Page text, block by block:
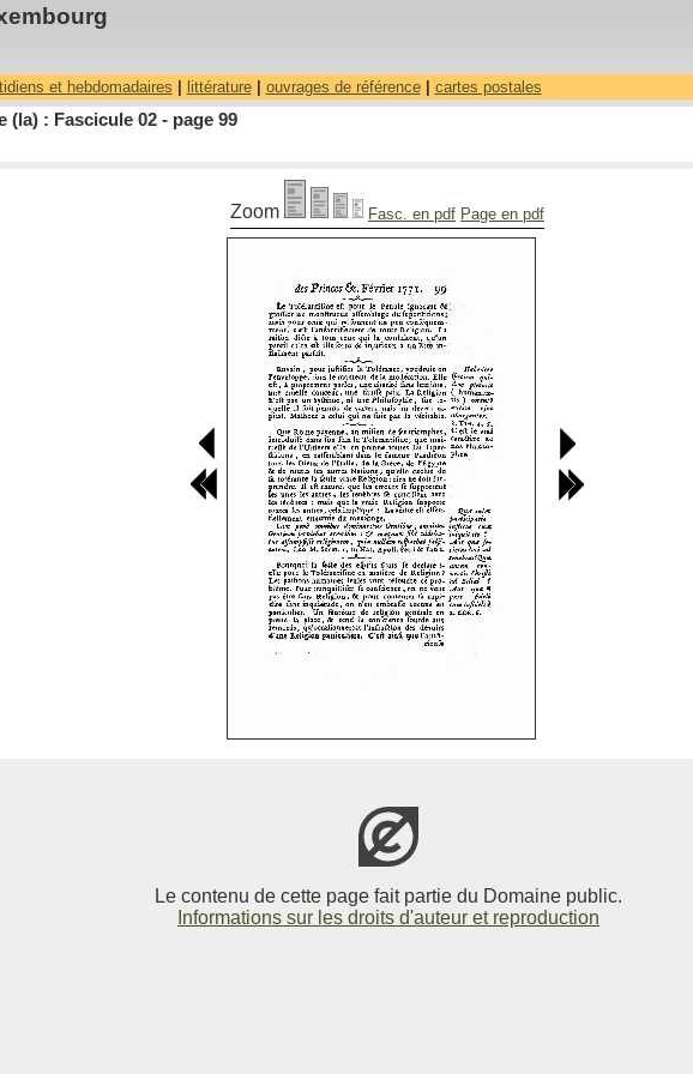
et hebdomadaires littérature| ouvrages de référence| cartes postales
: Fascicule 02 - page 99
Zoom Fasc. en pdf Page en pdf
Le contenu de cette page fait partie du Domaine public.
Informations sur les droits d'auteur et reproduction